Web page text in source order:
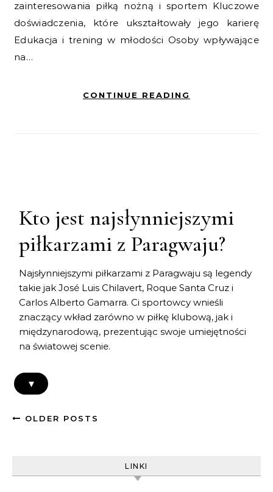
zainteresowania piłką nożną i sportem Kluczowe
doświadczenia, które ukształtowały jego karierę
Edukacja i trening w młodości Osoby wpływające
na…
CONTINUE READING
Kto jest najsłynniejszymi
piłkarzami z Paragwaju?
Najsłynniejszymi piłkarzami z Paragwaju są legendy
takie jak José Luis Chilavert, Roque Santa Cruz i
Carlos Alberto Gamarra. Ci sportowcy wnieśli
znaczący wkład zarówno w piłkę klubową, jak i
międzynarodową, prezentując swoje umiejętności
na światowej scenie.
▾
OLDER POSTS
LINKI